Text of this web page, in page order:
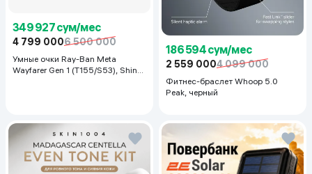
349 927 сум/мес
4 799 0006 500 000
Умные очки Ray-Ban Meta
Wayfarer Gen 1 (T155/S53), Shiny
186 594 сум/мес
2 559 0004 099 000
Фитнес-браслет Whoop 5.0
Peak, черный